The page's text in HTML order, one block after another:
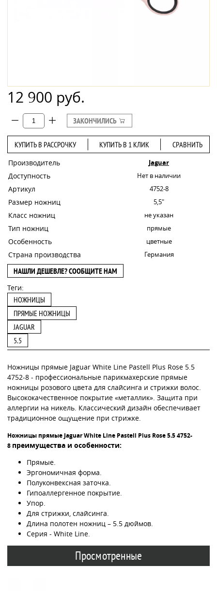
12 900 руб.
ЗАКОНЧИЛИСЬ
КУПИТЬ В РАССРОЧКУ КУПИТЬ В 1 КЛИК СРАВНИТЬ
Производитель Jaguar
Доступность Нет в наличии
Артикул 4752-8
Размер ножниц 5,5"
Класс ножниц не указан
Тип ножниц прямые
Особенность цветные
Страна производства Германия
НАШЛИ ДЕШЕВЛЕ? СООБЩИТЕ НАМ
Теги:
НОЖНИЦЫ
ПРЯМЫЕ НОЖНИЦЫ
JAGUAR
5.5
Ножницы прямые Jaguar White Line Pastell Plus Rose 5.5
4752-8 - профессиональные парикмахерские прямые
ножницы розового цвета для слайсинга и стрижки волос.
Высококачественное покрытие «металлик». Защита при
аллергии на никель. Классический дизайн обеспечивает
традиционное ощущение при стрижке.
Ножницы прямые Jaguar White Line Pastell Plus Rose 5.5 4752-
8 преимущества и особенности:
Прямые.
Эргономичная форма.
Полуконвексная заточка.
Гипоаллергенное покрытие.
Упор.
Для стрижки, слайсинга.
Длина полотен ножниц – 5.5 дюймов.
Серия - White Line.
Просмотренные